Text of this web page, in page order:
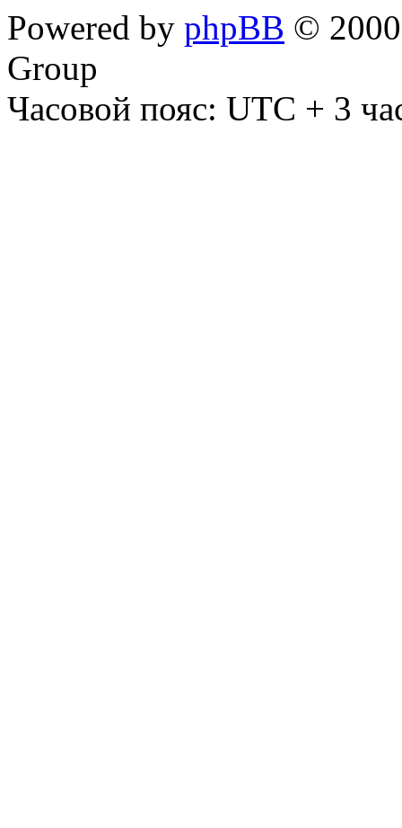
Powered by phpBB ©
Group
Часовой пояс: UTC + 3